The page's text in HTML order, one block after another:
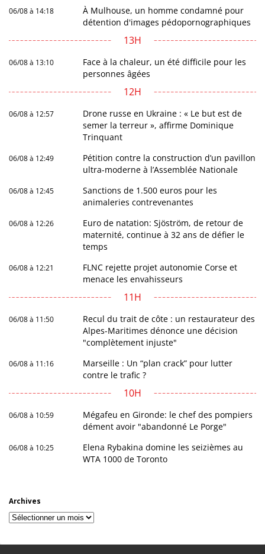
06/08 à 14:18
À Mulhouse, un homme condamné pour
détention d'images pédopornographiques
13H
06/08 à 13:10
Face à la chaleur, un été difficile pour les
personnes âgées
12H
06/08 à 12:57
Drone russe en Ukraine : « Le but est de
semer la terreur », affirme Dominique
Trinquant
06/08 à 12:49
Pétition contre la construction d’un pavillon
ultra-moderne à l’Assemblée Nationale
06/08 à 12:45
Sanctions de 1.500 euros pour les
animaleries contrevenantes
06/08 à 12:26
Euro de natation: Sjöström, de retour de
maternité, continue à 32 ans de défier le
temps
06/08 à 12:21
FLNC rejette projet autonomie Corse et
menace les envahisseurs
11H
06/08 à 11:50
Recul du trait de côte : un restaurateur des
Alpes-Maritimes dénonce une décision
"complètement injuste"
06/08 à 11:16
Marseille : Un “plan crack” pour lutter
contre le trafic ?
10H
06/08 à 10:59
Mégafeu en Gironde: le chef des pompiers
dément avoir "abandonné Le Porge"
06/08 à 10:25
Elena Rybakina domine les seizièmes au
WTA 1000 de Toronto
Archives
Archives